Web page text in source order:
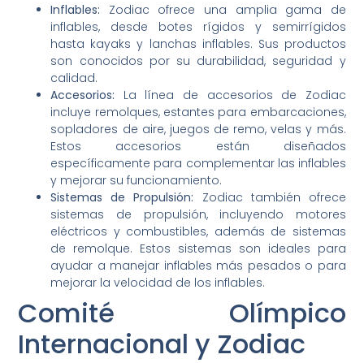
Inflables: Zodiac ofrece una amplia gama de
inflables, desde botes rígidos y semirrígidos
hasta kayaks y lanchas inflables. Sus productos
son conocidos por su durabilidad, seguridad y
calidad.
Accesorios: La línea de accesorios de Zodiac
incluye remolques, estantes para embarcaciones,
sopladores de aire, juegos de remo, velas y más.
Estos accesorios están diseñados
específicamente para complementar las inflables
y mejorar su funcionamiento.
Sistemas de Propulsión: Zodiac también ofrece
sistemas de propulsión, incluyendo motores
eléctricos y combustibles, además de sistemas
de remolque. Estos sistemas son ideales para
ayudar a manejar inflables más pesados o para
mejorar la velocidad de los inflables.
Comité Olímpico
Internacional y Zodiac